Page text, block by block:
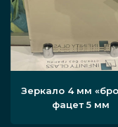
Зеркало 4 мм
фацет 5 мм